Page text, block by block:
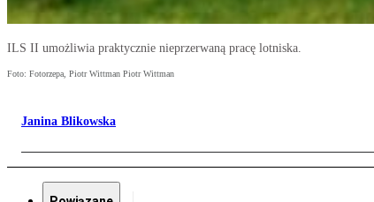
ILS II umożliwia praktycznie nieprzerwaną pracę lotniska.
Foto: Fotorzepa, Piotr Wittman Piotr Wittman
Janina Blikowska